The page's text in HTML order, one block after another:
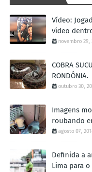
Vídeo:
vídeo
novembro 29,
COBRA
RONDÔNIA.
outubro 30,
Imagens
roubando
agosto 07,
Definida a
Lima para